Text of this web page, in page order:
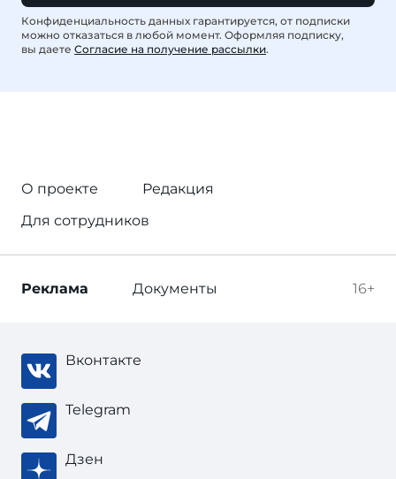
Конфиденциальность данных гарантируется, от подписки
можно отказаться в любой момент. Оформляя подписку,
вы даете Согласие на получение рассылки.
О проекте
Редакция
Для сотрудников
16+
Реклама Документы
Вконтакте
Telegram
Дзен